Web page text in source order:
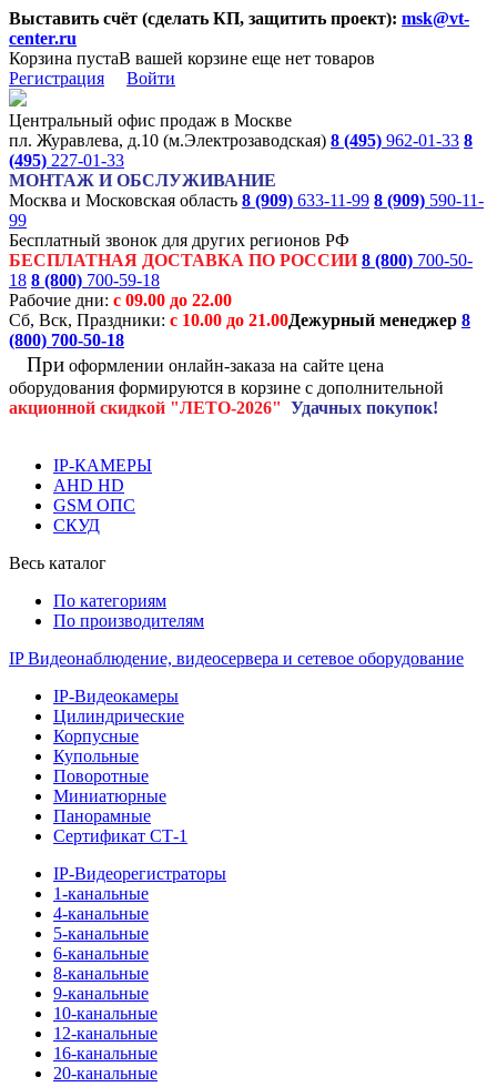
Выставить счёт (сделать КП, защитить проект): msk@vt-
center.ru
Корзина пустаВ вашей корзине еще нет товаров
Регистрация
Войти
Центральный офис продаж в Москве
пл. Журавлева, д.10 (м.Электрозаводская) 8 (495) 962-01-33 8
(495) 227-01-33
МОНТАЖ И ОБСЛУЖИВАНИЕ
Москва и Московская область 8 (909) 633-11-99 8 (909) 590-11-
99
Бесплатный звонок для других регионов РФ
БЕСПЛАТНАЯ ДОСТАВКА ПО РОССИИ 8 (800) 700-50-
18 8 (800) 700-59-18
Рабочие дни: с 09.00 до 22.00
Сб, Вск, Праздники: с 10.00 до 21.00Дежурный менеджер 8
(800) 700-50-18
При оформлении онлайн-заказа на сайте цена
оборудования формируются в корзине с дополнительной
акционной скидкой "ЛЕТО-2026" Удачных покупок!
IP-КАМЕРЫ
AHD HD
GSM ОПС
СКУД
Весь каталог
По категориям
По производителям
IP Видеонаблюдение, видеосервера и сетевое оборудование
IP-Видеокамеры
Цилиндрические
Корпусные
Купольные
Поворотные
Миниатюрные
Панорамные
Сертификат СТ-1
IP-Видеорегистраторы
1-канальные
4-канальные
5-канальные
6-канальные
8-канальные
9-канальные
10-канальные
12-канальные
16-канальные
20-канальные